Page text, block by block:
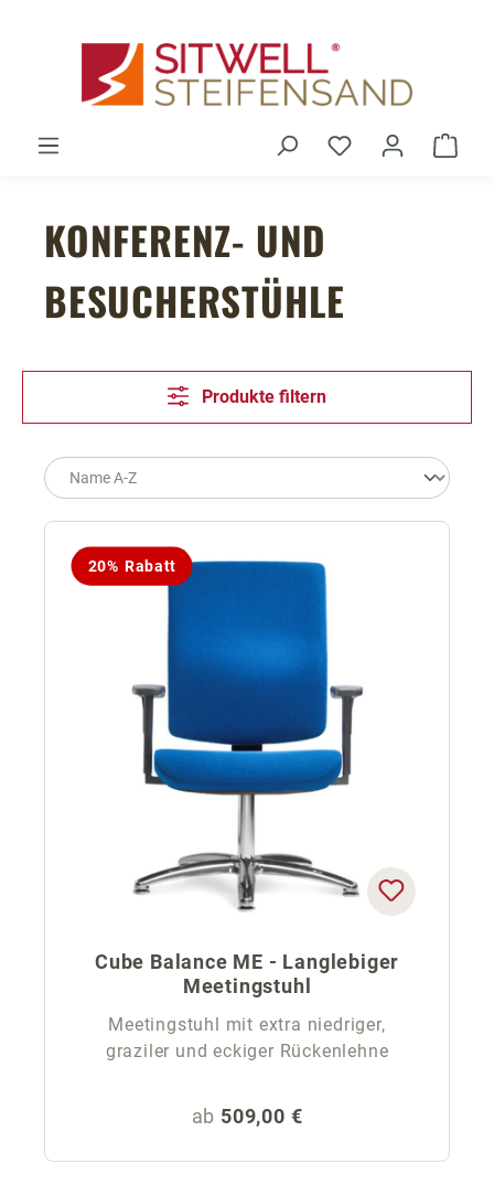
Du hast 0
KONFERENZ- UND
BESUCHERSTÜHLE
Produkte filtern
20% Rabatt
Cube Balance ME - Langlebiger
Meetingstuhl
Meetingstuhl mit extra niedriger,
graziler und eckiger Rückenlehne
Regulärer Preis:
ab 509,00 €